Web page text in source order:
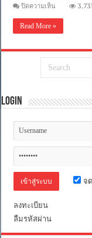
ปิดความเห็น
1080P]
(2017)
บันดาล
ไทย
DTS]
อังกฤษ]
3,731
Read More »
Login
จ
ลงทะเบียน
ลืมรหัสผ่าน